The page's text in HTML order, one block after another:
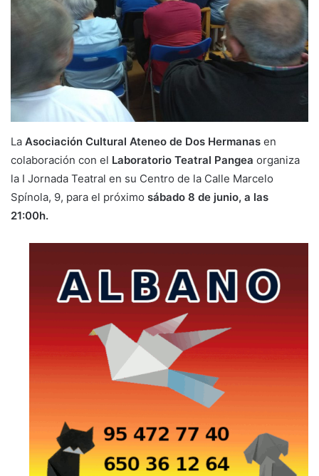
La Asociación Cultural Ateneo de Dos Hermanas en
colaboración con el Laboratorio Teatral Pangea organiza
la I Jornada Teatral en su Centro de la Calle Marcelo
Spínola, 9, para el próximo sábado 8 de junio, a las
21:00h.